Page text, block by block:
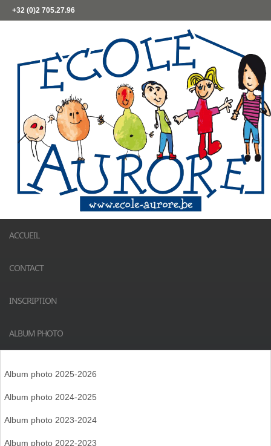
+32 (0)2 705.27.96
ACCUEIL
CONTACT
INSCRIPTION
ALBUM PHOTO
Album photo 2025-2026
Album photo 2024-2025
Album photo 2023-2024
Album photo 2022-2023